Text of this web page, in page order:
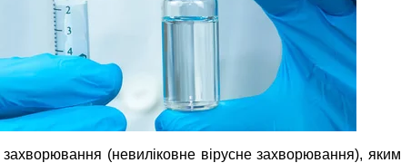
(невиліковне вірусне захворювання), яким